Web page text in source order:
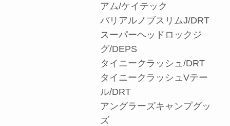
アム/ケイテック
バリアルノブスリムJ/DRT
スーパーヘッドロックジ
グ/DEPS
タイニークラッシュ/DRT
タイニークラッシュVテー
ル/DRT
アングラーズキャンプグッ
ズ